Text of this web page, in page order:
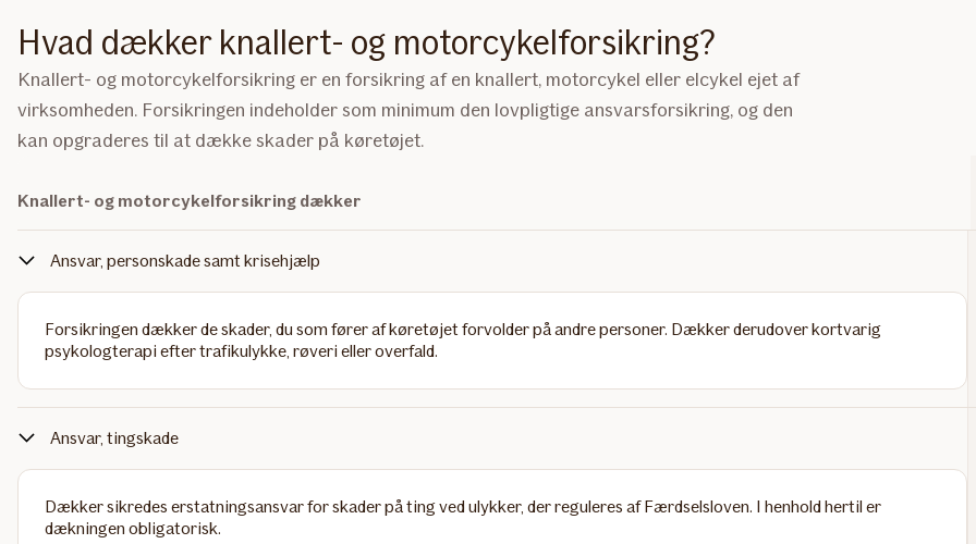
Hvad dækker knallert- og motorcykelforsikring?
Knallert- og motorcykelforsikring er en forsikring af en knallert, motorcykel eller elcykel ejet af
virksomheden. Forsikringen indeholder som minimum den lovpligtige ansvarsforsikring, og den
kan opgraderes til at dække skader på køretøjet.
Knallert- og motorcykelforsikring dækker
Ansvar, personskade samt krisehjælp
Forsikringen dækker de skader, du som fører af køretøjet forvolder på andre personer. Dækker derudover kortvarig
psykologterapi efter trafikulykke, røveri eller overfald.
Ansvar, tingskade
Dækker sikredes erstatningsansvar for skader på ting ved ulykker, der reguleres af Færdselsloven. I henhold hertil er
dækningen obligatorisk.